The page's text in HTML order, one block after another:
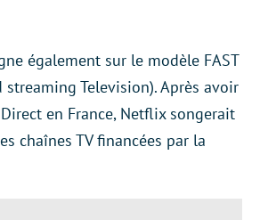
également sur le modèle FAST
streaming Television). Après avoir
en France, Netflix songerait
chaînes TV financées par la